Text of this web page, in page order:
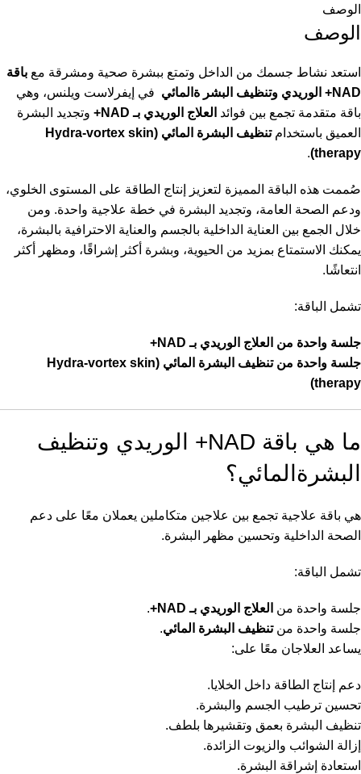
الوصف
الوصف
استعد نشاط جسمك من الداخل وتمتع ببشرة صحية ومشرقة مع باقة
NAD+ الوريدي وتنظيف البشر ةالمائي
في إيفرلاست ويلنس، وهي
باقة متقدمة تجمع بين فوائد العلاج الوريدي بـ NAD+
وتجديد البشرة
العميق باستخدام
تنظيف البشرة المائي (Hydra-vortex skin
therapy)
.
صُممت هذه الباقة المميزة لتعزيز إنتاج الطاقة على المستوى الخلوي،
ودعم الصحة العامة، وتجديد البشرة في خطة علاجية واحدة. ومن
خلال الجمع بين العناية الداخلية بالجسم والعناية الاحترافية بالبشرة،
يمكنك الاستمتاع بمزيد من الحيوية، وبشرة أكثر إشراقًا، ومظهر أكثر
انتعاشًا.
تشمل الباقة:
جلسة واحدة من العلاج الوريدي بـ NAD+
جلسة واحدة من تنظيف البشرة المائي (Hydra-vortex skin
therapy)
ما هي باقة NAD+ الوريدي وتنظيف
البشرةالمائي؟
هي باقة علاجية تجمع بين علاجين متكاملين يعملان معًا على دعم
الصحة الداخلية وتحسين مظهر البشرة.
تشمل الباقة:
جلسة واحدة من العلاج الوريدي بـ NAD+
.
جلسة واحدة منتنظيف البشرة المائي.
يساعد العلاجان معًا على:
دعم إنتاج الطاقة داخل الخلايا.
تحسين ترطيب الجسم والبشرة.
تنظيف البشرة بعمق وتقشيرها بلطف.
إزالة الشوائب والزيوت الزائدة.
استعادة إشراقة البشرة.